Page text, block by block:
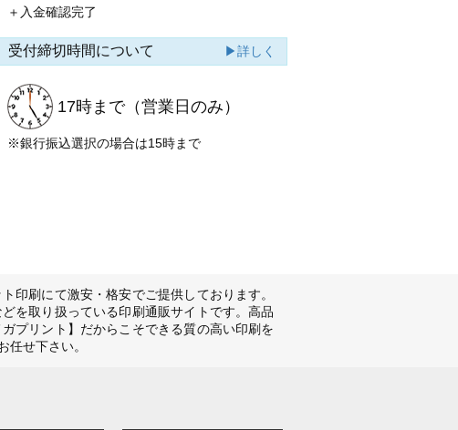
＋入金確認完了
受付締切時間について ▶詳しく
17時まで（営業日のみ）
※銀行振込選択の場合は15時まで
印刷にて激安・格安でご提供しております。
を取り扱っている印刷通販サイトです。高品
プリント】だからこそできる質の高い印刷を
せ下さい。